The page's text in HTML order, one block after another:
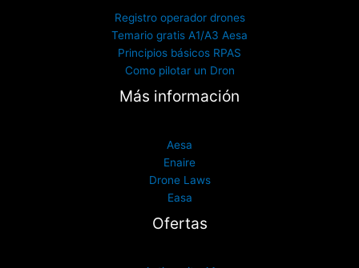
Registro operador drones
Temario gratis A1/A3 Aesa
Principios básicos RPAS
Como pilotar un Dron
Más información
Aesa
Enaire
Drone Laws
Easa
Ofertas